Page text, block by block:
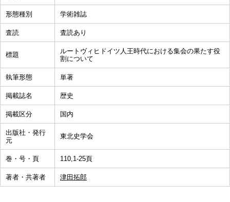
形態種別 学術雑誌
査読 査読あり
標題
ルートヴィヒドイツ人王時代における集会の果たす役
割について
執筆形態 単著
掲載誌名 歴史
掲載区分 国内
出版社・発行
元
東北史学会
巻・号・頁 110,1-25頁
著者・共著者 津田拓郎